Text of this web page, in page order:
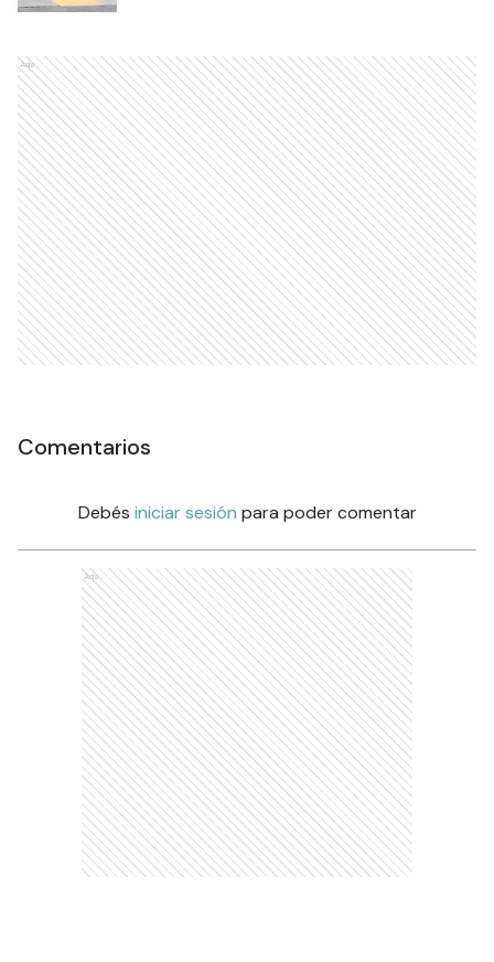
Ads
Comentarios
Debés iniciar sesión para poder comentar
Ads